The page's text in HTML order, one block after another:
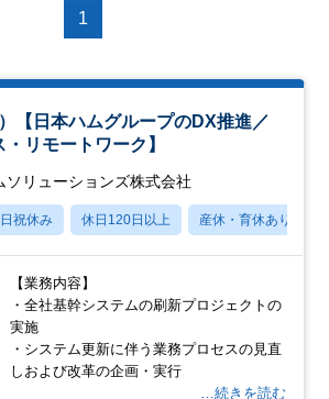
1
【日本ハムグループのDX推進／
リモートワーク】
ソリューションズ株式会社
祝休み 休日120日以上 産休・育休あり
【業務内容】
・全社基幹システムの刷新プロジェクトの
実施
・システム更新に伴う業務プロセスの見直
しおよび改革の企画・実行
…続きを読む